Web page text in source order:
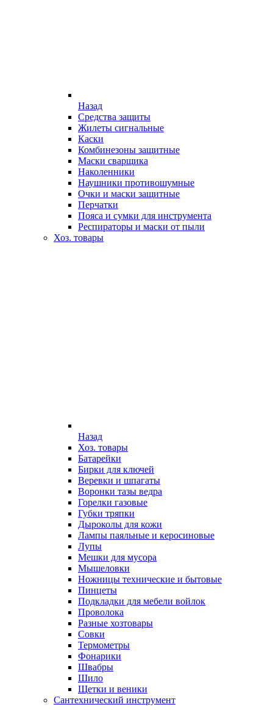
Назад
Средства защиты
Жилеты сигнальные
Каски
Комбинезоны защитные
Маски сварщика
Наколенники
Наушники противошумные
Очки и маски защитные
Перчатки
Пояса и сумки для инструмента
Респираторы и маски от пыли
Хоз. товары
Назад
Хоз. товары
Батарейки
Бирки для ключей
Веревки и шпагаты
Воронки тазы ведра
Горелки газовые
Губки тряпки
Дыроколы для кожи
Лампы паяльные и керосиновые
Лупы
Мешки для мусора
Мышеловки
Ножницы технические и бытовые
Пинцеты
Подкладки для мебели войлок
Проволока
Разные хозтовары
Совки
Термометры
Фонарики
Швабры
Шило
Щетки и веники
Сантехнический инструмент